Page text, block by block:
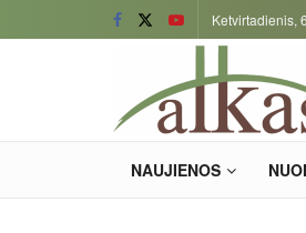
Ketvirtadienis,
NAUJIENOS